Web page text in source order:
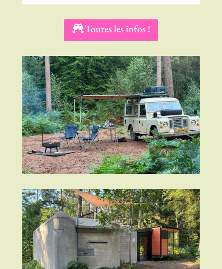
Toutes les infos !